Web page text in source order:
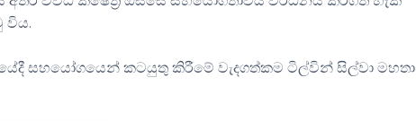
විය.
සහයෝගයෙන් කටයුතු කිරීමේ වැදගත්කම ටිල්වින් සිල්වා මහතා